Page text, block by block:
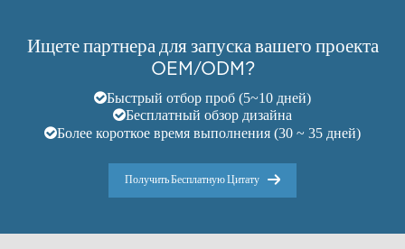
Ищете партнера для запуска вашего проекта
OEM/ODM?
Быстрый отбор проб (5~10 дней)
Бесплатный обзор дизайна
Более короткое время выполнения (30 ~ 35 дней)
Получить Бесплатную Цитату